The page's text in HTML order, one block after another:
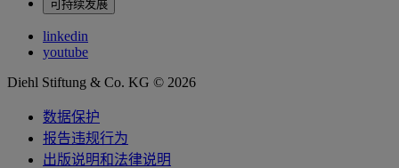
可持续发展
linkedin
youtube
Diehl Stiftung & Co. KG © 2026
数据保护
报告违规行为
出版说明和法律说明